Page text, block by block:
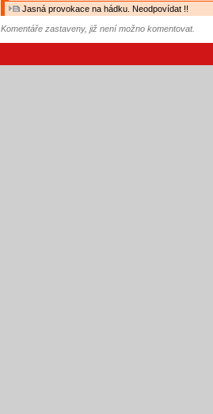
Jasná provokace na hádku. Neodpovídat !!
Komentáře zastaveny, již není možno komentovat.